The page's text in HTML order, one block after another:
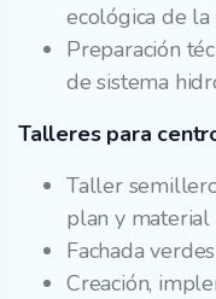
ecológica de
Preparación
de sistema
Talleres para
Taller
plan y material
Fachada
Creación,